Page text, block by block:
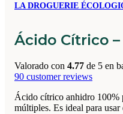
LA DROGUERIE
Ácido Cítrico
Valorado con 4.77 de 5 en
90 customer reviews
Ácido cítrico anhidro 100%
múltiples. Es ideal para